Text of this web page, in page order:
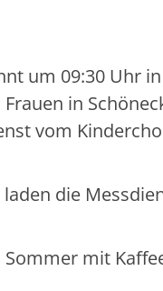
um 09:30 Uhr
in
vom
die
mit